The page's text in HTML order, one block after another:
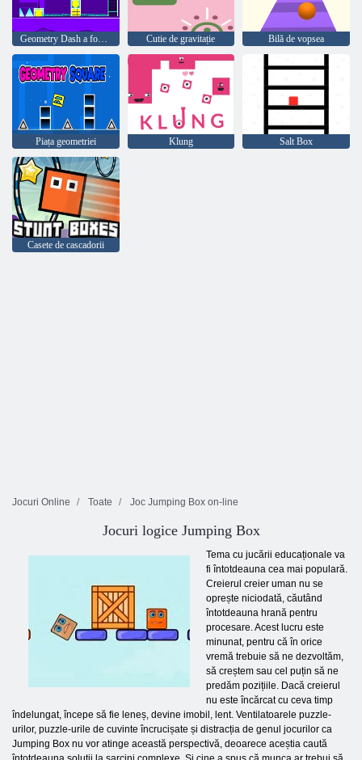
Geometry Dash a fost blocat Cutie de gravitație Bilă de vopsea
Piața geometriei Klung Salt Box
Casete de cascadorii
Jocuri Online Toate Joc Jumping Box on-line
Jocuri logice Jumping Box
Tema cu jucării educaționale va
fi întotdeauna cea mai populară.
Creierul creier uman nu se
oprește niciodată, căutând
întotdeauna hrană pentru
procesare. Acest lucru este
minunat, pentru că în orice
vremă trebuie să ne dezvoltăm,
să creștem sau cel puțin să ne
predăm pozițiile. Dacă creierul
nu este încărcat cu ceva timp
îndelungat, începe să fie leneș, devine imobil, lent. Ventilatoarele puzzle-
urilor, puzzle-urile de cuvinte încrucișate și distracția de genul jocurilor ca
Jumping Box nu vor atinge această perspectivă, deoarece aceștia caută